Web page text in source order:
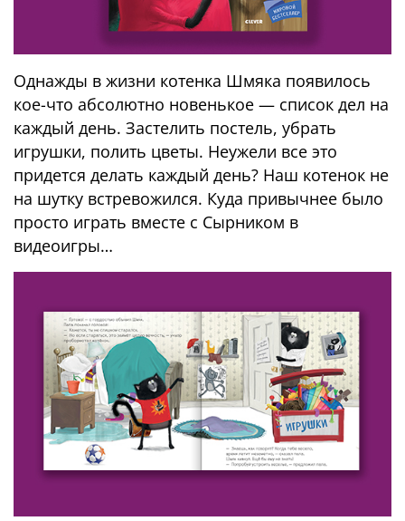
Однажды в жизни котенка Шмяка появилось
кое-что абсолютно новенькое — список дел на
каждый день. Застелить постель, убрать
игрушки, полить цветы. Неужели все это
придется делать каждый день? Наш котенок не
на шутку встревожился. Куда привычнее было
просто играть вместе с Сырником в
видеоигры…